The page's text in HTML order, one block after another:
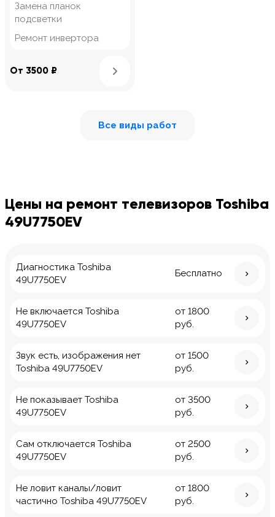
Замена планок
подсветки
Ремонт инвертора
От 3500 ₽
Все виды работ
Цены на ремонт телевизоров Toshiba
49U7750EV
Диагностика Toshiba
49U7750EV
Бесплатно
Не включается Toshiba
49U7750EV
от 1800
руб.
Звук есть, изображения нет
Toshiba 49U7750EV
от 1500
руб.
Не показывает Toshiba
49U7750EV
от 3500
руб.
Сам отключается Toshiba
49U7750EV
от 2500
руб.
Не ловит каналы/ловит
частично Toshiba 49U7750EV
от 1800
руб.